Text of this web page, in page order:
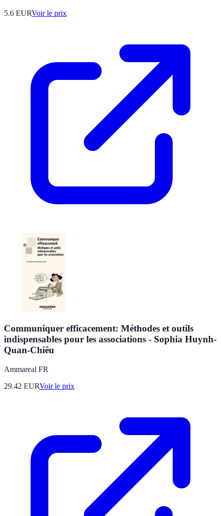
5.6 EURVoir le prix
Communiquer efficacement: Méthodes et outils
indispensables pour les associations - Sophia Huynh-
Quan-Chiêu
Ammareal FR
29.42 EURVoir le prix